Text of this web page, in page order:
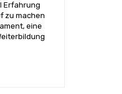
Erfahrung
zu machen
eine